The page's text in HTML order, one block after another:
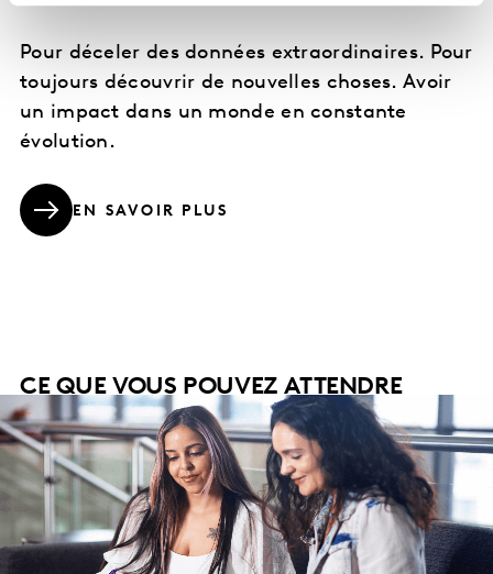
Pour déceler des données extraordinaires. Pour
toujours découvrir de nouvelles choses. Avoir
un impact dans un monde en constante
évolution.
EN SAVOIR PLUS
CE QUE VOUS POUVEZ ATTENDRE